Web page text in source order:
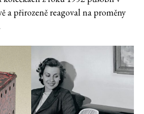
a přirozeně reagoval na proměny